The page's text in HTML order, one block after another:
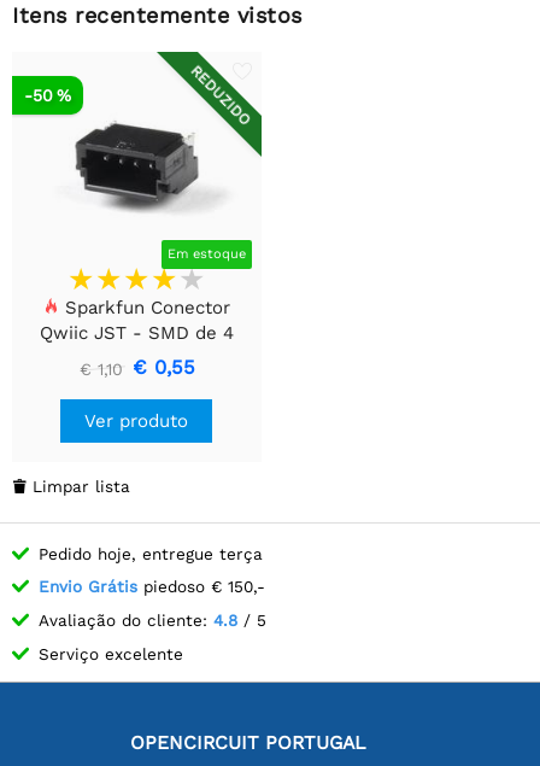
Itens recentemente vistos
REDUZIDO
Em estoque
-50 %
Sparkfun Conector
Qwiic JST - SMD de 4
pinos (vertical)
€ 1,10 € 0,55
Ver produto
 Limpar lista
Pedido hoje, entregue terça
Envio Grátis piedoso € 150,-
Avaliação do cliente: 4.8 / 5
Serviço excelente
OPENCIRCUIT PORTUGAL